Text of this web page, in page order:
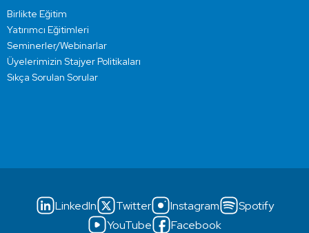
Birlikte Eğitim
Yatırımcı Eğitimleri
Seminerler/Webinarlar
Üyelerimizin Stajyer Politikaları
Sıkça Sorulan Sorular
LinkedIn Twitter Instagram
Spotify
YouTube
Facebook